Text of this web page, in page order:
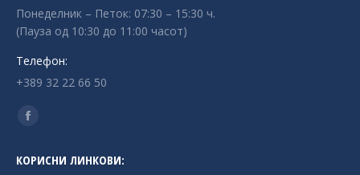
Понеделник – Петок: 07:30 – 15:30 ч.
(Пауза од 10:30 до 11:00 часот)
Телефон:
+389 32 22 66 50
Find us on:
Facebook
opens
КОРИСНИ ЛИНКОВИ: